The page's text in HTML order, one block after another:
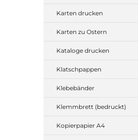
Karten drucken
Karten zu Ostern
Kataloge drucken
Klatschpappen
Klebebänder
Klemmbrett (bedruckt)
Kopierpapier A4